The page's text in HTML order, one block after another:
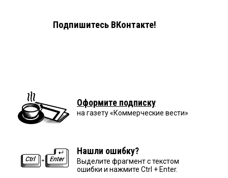
Подпишитесь ВКонтакте!
Оформите подписку
на газету «Коммерческие вести»
Нашли ошибку?
Выделите фрагмент с текстом
ошибки и нажмите Ctrl + Enter.